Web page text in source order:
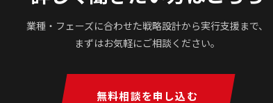
業種・フェーズに合わせた戦略設計から実行支援まで、
まずはお気軽にご相談ください。
無料相談を申し込む